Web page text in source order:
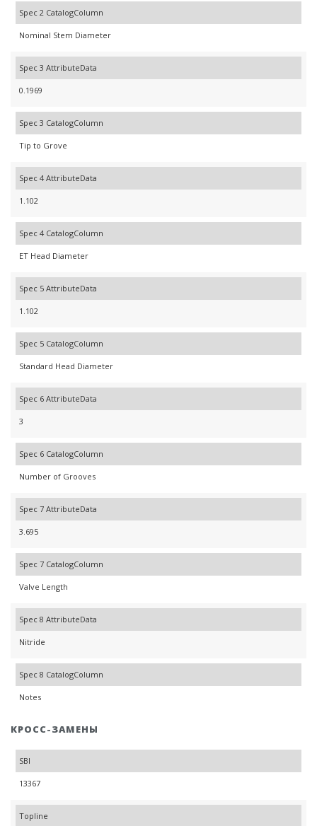
Spec 2 CatalogColumn
Nominal Stem Diameter
Spec 3 AttributeData
0.1969
Spec 3 CatalogColumn
Tip to Grove
Spec 4 AttributeData
1.102
Spec 4 CatalogColumn
ET Head Diameter
Spec 5 AttributeData
1.102
Spec 5 CatalogColumn
Standard Head Diameter
Spec 6 AttributeData
3
Spec 6 CatalogColumn
Number of Grooves
Spec 7 AttributeData
3.695
Spec 7 CatalogColumn
Valve Length
Spec 8 AttributeData
Nitride
Spec 8 CatalogColumn
Notes
КРОСС-ЗАМЕНЫ
SBI
13367
Topline